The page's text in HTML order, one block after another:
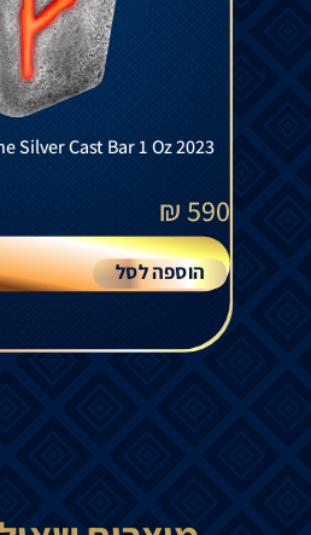
Silver Cast Bar 1 Oz 2023
590
₪
הוספה לסל